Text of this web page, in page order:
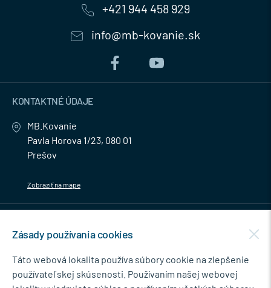
+421 944 458 929
info@mb-kovanie.sk
KONTAKTNÉ ÚDAJE
MB.Kovanie
Pavla Horova 1/23, 080 01
Prešov
Zobraziť na mape
NEWSLETTER
Zásady používania cookies
Táto webová lokalita používa súbory cookie na zlepšenie
používateľskej skúsenosti. Používaním našej webovej